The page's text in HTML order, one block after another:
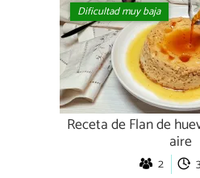
Dificultad muy baja
Receta de Flan de
aire
2